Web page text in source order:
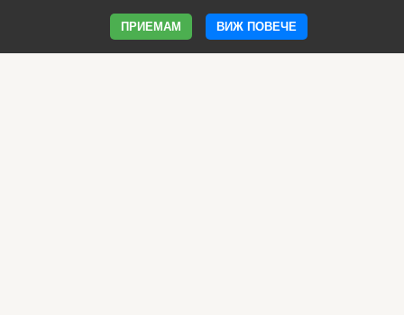
Програма Имунитет
ПРИЕМАМ ВИЖ ПОВЕЧЕ